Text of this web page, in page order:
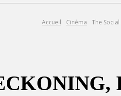
Accueil Cinéma The